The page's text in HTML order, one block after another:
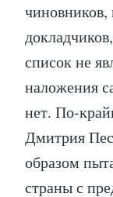
список не
наложения
нет. По-
Дмитрия
образом
страны с